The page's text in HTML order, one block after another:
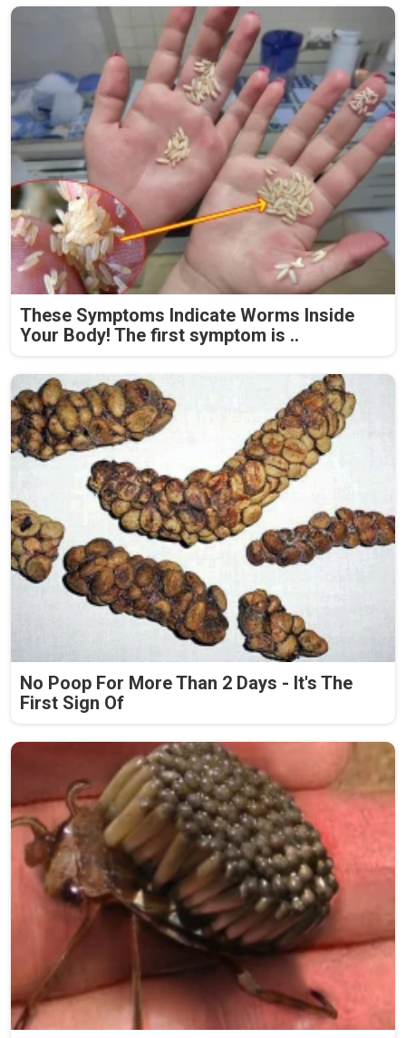
These Symptoms Indicate Worms Inside
Your Body! The first symptom is ..
No Poop For More Than 2 Days - It's The
First Sign Of